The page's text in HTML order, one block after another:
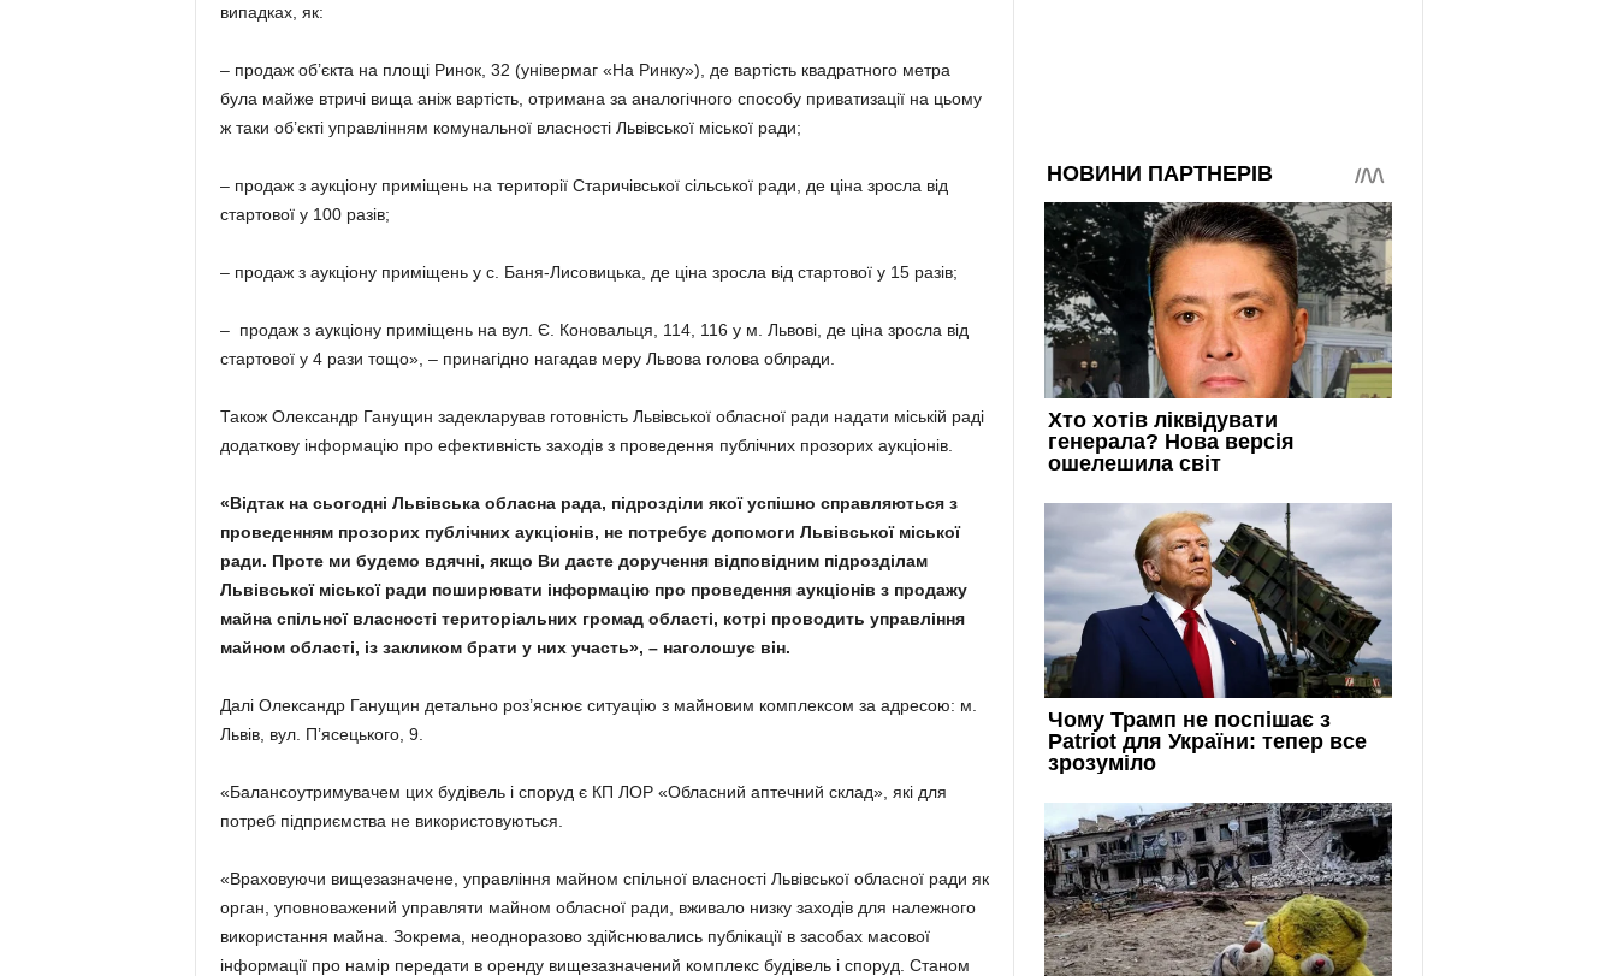
випадках, як:
– продаж об’єкта на площі Ринок, 32 (універмаг «На Ринку»), де вартість квадратного метра
була майже втричі вища аніж вартість, отримана за аналогічного способу приватизації на цьому
ж таки об’єкті управлінням комунальної власності Львівської міської ради;
– продаж з аукціону приміщень на території Старичівської сільської ради, де ціна зросла від
стартової у 100 разів;
– продаж з аукціону приміщень у с. Баня-Лисовицька, де ціна зросла від стартової у 15 разів;
– продаж з аукціону приміщень на вул. Є. Коновальця, 114, 116 у м. Львові, де ціна зросла від
стартової у 4 рази тощо», – принагідно нагадав меру Львова голова облради.
Також Олександр Ганущин задекларував готовність Львівської обласної ради надати міській раді
додаткову інформацію про ефективність заходів з проведення публічних прозорих аукціонів.
«Відтак на сьогодні Львівська обласна рада, підрозділи якої успішно справляються з
проведенням прозорих публічних аукціонів, не потребує допомоги Львівської міської
ради. Проте ми будемо вдячні, якщо Ви дасте доручення відповідним підрозділам
Львівської міської ради поширювати інформацію про проведення аукціонів з продажу
майна спільної власності територіальних громад області, котрі проводить управління
майном області, із закликом брати у них участь», – наголошує він.
Далі Олександр Ганущин детально роз’яснює ситуацію з майновим комплексом за адресою: м.
Львів, вул. П’ясецького, 9.
«Балансоутримувачем цих будівель і споруд є КП ЛОР «Обласний аптечний склад», які для
потреб підприємства не використовуються.
«Враховуючи вищезазначене, управління майном спільної власності Львівської обласної ради як
орган, уповноважений управляти майном обласної ради, вживало низку заходів для належного
використання майна. Зокрема, неодноразово здійснювались публікації в засобах масової
інформації про намір передати в оренду вищезазначений комплекс будівель і споруд. Станом